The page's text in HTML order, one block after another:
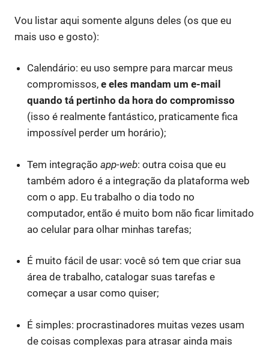
Vou listar aqui somente alguns deles (os que eu
mais uso e gosto):
Calendário: eu uso sempre para marcar meus
compromissos,e eles mandam um e-mail
quando tá pertinho da hora do compromisso
(isso é realmente fantástico, praticamente fica
impossível perder um horário);
Tem integração app-web: outra coisa que eu
também adoro é a integração da plataforma web
com o app. Eu trabalho o dia todo no
computador, então é muito bom não ficar limitado
ao celular para olhar minhas tarefas;
É muito fácil de usar: você só tem que criar sua
área de trabalho, catalogar suas tarefas e
começar a usar como quiser;
É simples: procrastinadores muitas vezes usam
de coisas complexas para atrasar ainda mais